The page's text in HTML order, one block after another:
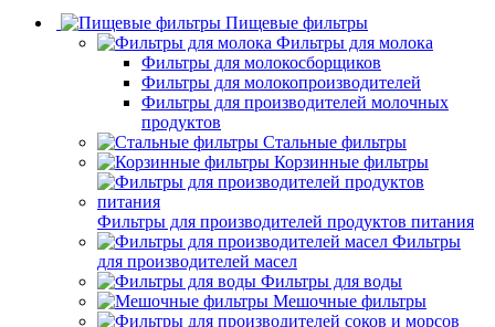
Пищевые фильтры
Фильтры для молока
Фильтры для молокосборщиков
Фильтры для молокопроизводителей
Фильтры для производителей молочных
продуктов
Стальные фильтры
Корзинные фильтры
Фильтры для производителей продуктов питания
Фильтры
для производителей масел
Фильтры для воды
Мешочные фильтры